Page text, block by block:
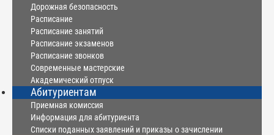
Дорожная безопасность
Расписание
Расписание занятий
Расписание экзаменов
Расписание звонков
Современные мастерские
Академический отпуск
Абитуриентам
Приемная комиссия
Информация для абитуриента
Списки поданных заявлений и приказы о зачислении